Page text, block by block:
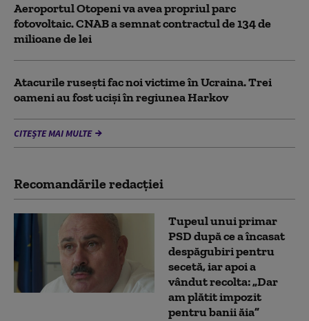
Aeroportul Otopeni va avea propriul parc
fotovoltaic. CNAB a semnat contractul de 134 de
milioane de lei
Atacurile rusești fac noi victime în Ucraina. Trei
oameni au fost uciși în regiunea Harkov
CITEȘTE MAI MULTE
Recomandările redacţiei
Tupeul unui primar
PSD după ce a încasat
despăgubiri pentru
secetă, iar apoi a
vândut recolta: „Dar
am plătit impozit
pentru banii ăia”